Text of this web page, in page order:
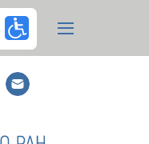
E-
mail
подписка